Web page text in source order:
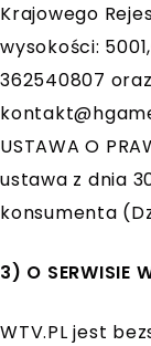
Krajowego
wysokości:
362540807
USTAWA O
ustawa z dnia
konsumenta
3) O SERWISIE
WTV.PL jest